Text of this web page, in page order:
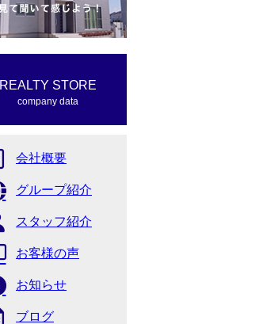
REALTY STORE
company data
会社概要
グループ紹介
スタッフ紹介
お客様の声
お知らせ
ブログ